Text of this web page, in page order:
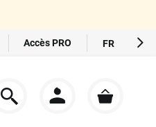
Accès PRO FR